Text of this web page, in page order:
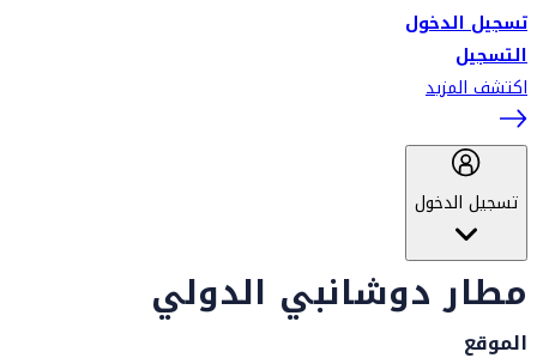
تسجيل الدخول
التسجيل
اكتشف المزيد
تسجيل الدخول
مطار دوشانبي الدولي
الموقع